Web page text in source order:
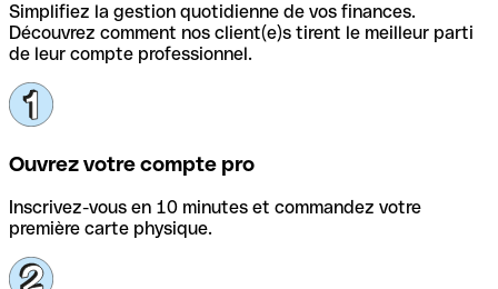
Simplifiez la gestion quotidienne de vos finances.
Découvrez comment nos client(e)s tirent le meilleur parti
de leur compte professionnel.
Ouvrez votre compte pro
Inscrivez-vous en 10 minutes et commandez votre
première carte physique.